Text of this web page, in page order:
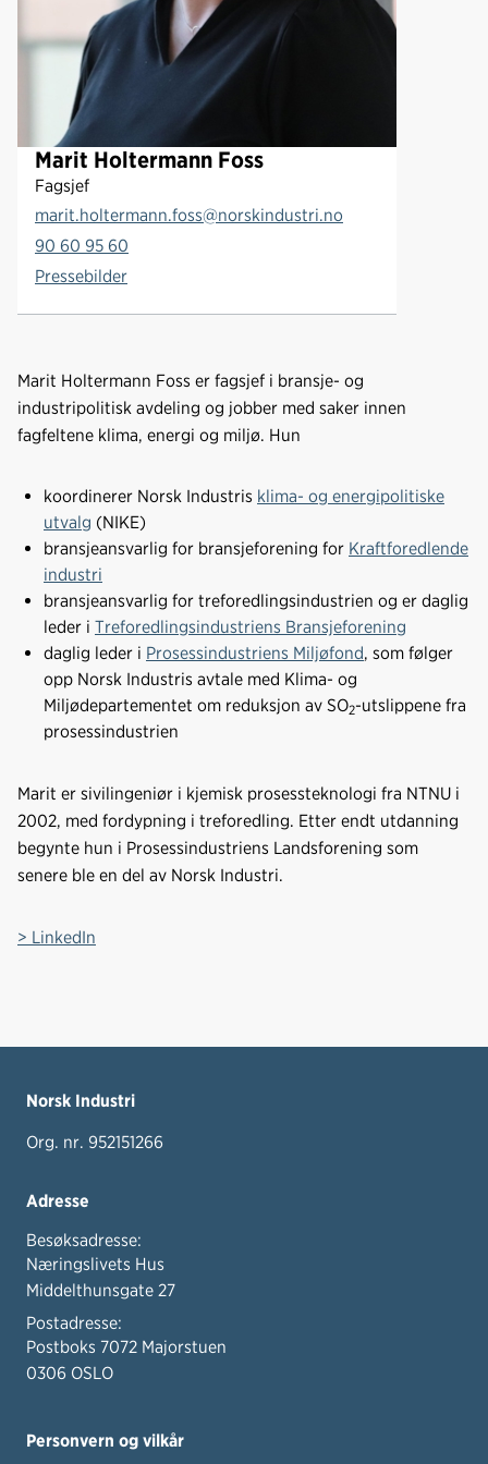
Marit Holtermann Foss
Fagsjef
marit.holtermann.foss@norskindustri.no
90 60 95 60
Pressebilder
Marit Holtermann Foss er fagsjef i bransje- og
industripolitisk avdeling og jobber med saker innen
fagfeltene klima, energi og miljø. Hun
koordinerer Norsk Industris klima- og energipolitiske
utvalg (NIKE)
bransjeansvarlig for bransjeforening for Kraftforedlende
industri
bransjeansvarlig for treforedlingsindustrien og er daglig
leder i Treforedlingsindustriens Bransjeforening
daglig leder i Prosessindustriens Miljøfond, som følger
opp Norsk Industris avtale med Klima- og
Miljødepartementet om reduksjon av SO2-utslippene fra
prosessindustrien
Marit er sivilingeniør i kjemisk prosessteknologi fra NTNU i
2002, med fordypning i treforedling. Etter endt utdanning
begynte hun i Prosessindustriens Landsforening som
senere ble en del av Norsk Industri.
> LinkedIn
Norsk Industri
Org. nr. 952151266
Adresse
Besøksadresse:
Næringslivets Hus
Middelthunsgate 27
Postadresse:
Postboks 7072 Majorstuen
0306 OSLO
Personvern og vilkår